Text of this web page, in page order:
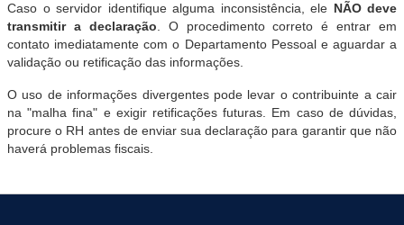
Caso o servidor identifique alguma inconsistência, ele NÃO deve
transmitir a declaração. O procedimento correto é entrar em
contato imediatamente com o Departamento Pessoal e aguardar a
validação ou retificação das informações.
O uso de informações divergentes pode levar o contribuinte a cair
na "malha fina" e exigir retificações futuras. Em caso de dúvidas,
procure o RH antes de enviar sua declaração para garantir que não
haverá problemas fiscais.